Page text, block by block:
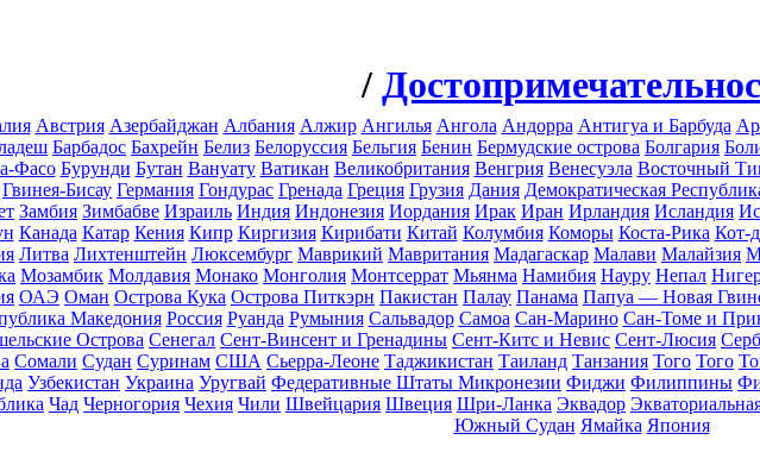
/
Австрия Азербайджан Албания Алжир Ангилья Ангола Андорра Антигуа и Барбуда
Барбадос Бахрейн Белиз Белоруссия Бельгия Бенин Бермудские острова Болгария
Фасо Бурунди Бутан Вануату Ватикан Великобритания Венгрия Венесуэла Восточный
Гвинея-Бисау Германия Гондурас Гренада Греция Грузия Дания Демократическая
Замбия Зимбабве Израиль Индия Индонезия Иордания Ирак Иран Ирландия Исландия
Канада Катар Кения Кипр Киргизия Кирибати Китай Колумбия Коморы Коста-Рика Кот-
Литва Лихтенштейн Люксембург Маврикий Мавритания Мадагаскар Малави Малайзия
Мозамбик Молдавия Монако Монголия Монтсеррат Мьянма Намибия Науру Непал
ОАЭ Оман Острова Кука Острова Питкэрн Пакистан Палау Панама Папуа — Новая
Македония Россия Руанда Румыния Сальвадор Самоа Сан-Марино Сан-Томе и
Острова Сенегал Сент-Винсент и Гренадины Сент-Китс и Невис Сент-Люсия
Сомали Судан Суринам США Сьерра-Леоне Таджикистан Таиланд Танзания Того Того
Узбекистан Украина Уругвай Федеративные Штаты Микронезии Фиджи Филиппины
Чад Черногория Чехия Чили Швейцария Швеция Шри-Ланка Эквадор
Южный Судан Ямайка Япония